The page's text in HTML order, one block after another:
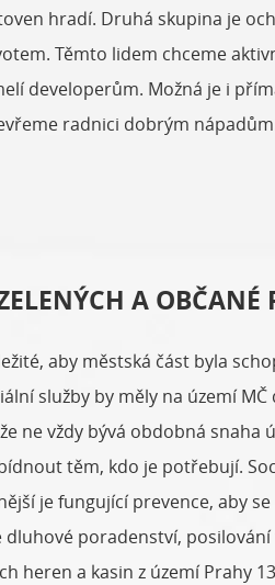
hradí. Druhá skupina je
Těmto lidem chceme
developerům. Možná je i
radnici dobrým
A OBČANÉ
aby městská část byla
služby by měly na území
ne vždy bývá obdobná
těm, kdo je potřebují.
je fungující prevence, aby
poradenství,
heren a kasin z území Prahy